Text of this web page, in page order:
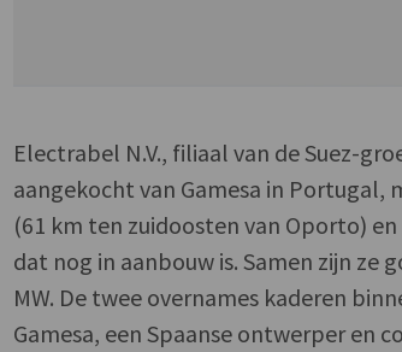
Electrabel N.V., filiaal van de Suez-
aangekocht van Gamesa in
(61 km ten zuidoosten van Oporto)
dat nog in aanbouw is. Samen zijn ze
MW. De twee overnames kaderen
Gamesa, een Spaanse ontwerper en